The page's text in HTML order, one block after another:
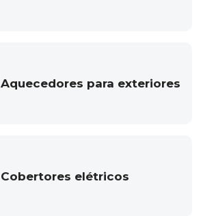
Aquecedores para exteriores
Cobertores elétricos